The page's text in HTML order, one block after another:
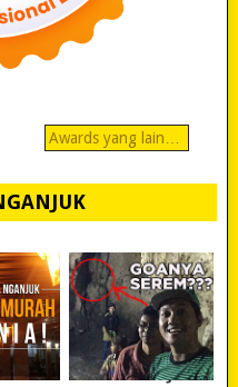
Awards yang lain…
WISATA NGANJUK: